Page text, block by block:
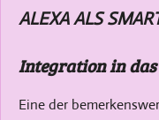
ALEXA ALS
Integration in das
Eine der